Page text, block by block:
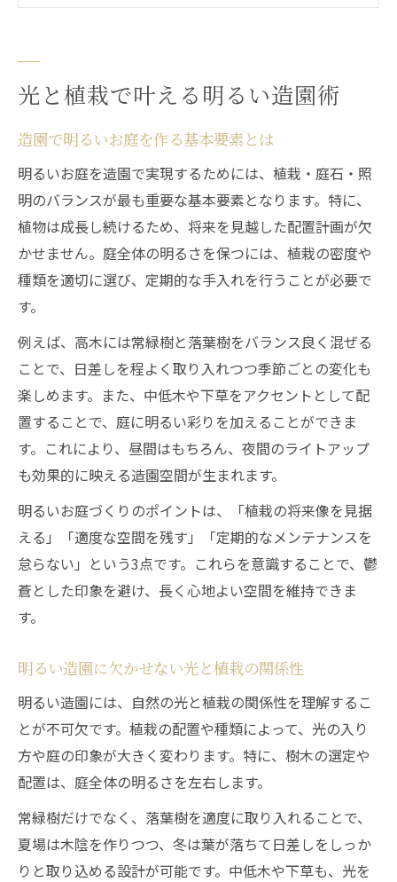
植栽バランスが生み出す明るい庭空間
常緑樹と落葉樹の組み合わせで明るい庭に
中低木と下草が生み出す明るい造園演出
植栽の密度調整が明るさに与える影響
明るい造園のための庭石と植栽配置術
明るい庭を実現する造園の工夫とコツ
定期メンテナンスが明るいお庭を保つ要因
造園明るい空間づくりのコツを解説
植物の成長に合わせて明るさを調整する方
法
夜を彩るライトアップと造園の魅力
造園とライトアップで夜も明るい庭に
庭のライトアップで造園明るい演出を実現
植栽ライトアップのコツと明るさの両立法
シンボルツリーのライトアップが生む魅力
植栽選び次第で庭が明るくなる理由
明るい庭に最適な植栽の特徴と選び方
日陰でも造園を明るくする植栽ポイント
成長する植物を見据えた明るい庭作りの工
植栽バランスがもたらす明るさの違い
造園の照明演出で安全と美しさ両立
光と植栽で叶える明るい造園術
造園で明るいお庭を作る基本要素とは
明るいお庭を造園で実現するためには、植栽・庭石・照
明のバランスが最も重要な基本要素となります。特に、
植物は成長し続けるため、将来を見越した配置計画が欠
かせません。庭全体の明るさを保つには、植栽の密度や
種類を適切に選び、定期的な手入れを行うことが必要で
す。
例えば、高木には常緑樹と落葉樹をバランス良く混ぜる
ことで、日差しを程よく取り入れつつ季節ごとの変化も
楽しめます。また、中低木や下草をアクセントとして配
置することで、庭に明るい彩りを加えることができま
す。これにより、昼間はもちろん、夜間のライトアップ
も効果的に映える造園空間が生まれます。
明るいお庭づくりのポイントは、「植栽の将来像を見据
える」「適度な空間を残す」「定期的なメンテナンスを
怠らない」という3点です。これらを意識することで、鬱
蒼とした印象を避け、長く心地よい空間を維持できま
す。
明るい造園に欠かせない光と植栽の関係性
明るい造園には、自然の光と植栽の関係性を理解するこ
とが不可欠です。植栽の配置や種類によって、光の入り
方や庭の印象が大きく変わります。特に、樹木の選定や
配置は、庭全体の明るさを左右します。
常緑樹だけでなく、落葉樹を適度に取り入れることで、
夏場は木陰を作りつつ、冬は葉が落ちて日差しをしっか
りと取り込める設計が可能です。中低木や下草も、光を